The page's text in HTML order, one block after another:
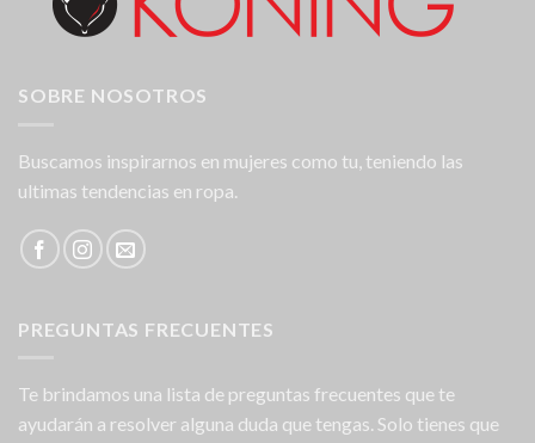
SOBRE NOSOTROS
Buscamos inspirarnos en mujeres como tu, teniendo las
ultimas tendencias en ropa.
PREGUNTAS FRECUENTES
Te brindamos una lista de preguntas frecuentes que te
ayudarán a resolver alguna duda que tengas. Solo tienes que